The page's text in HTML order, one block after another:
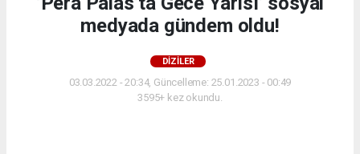
medyada gündem oldu!
DİZİLER
03.03.2022 - 20:34, Güncelleme: 25.01.2023 - 00:49
3595+ kez okundu.